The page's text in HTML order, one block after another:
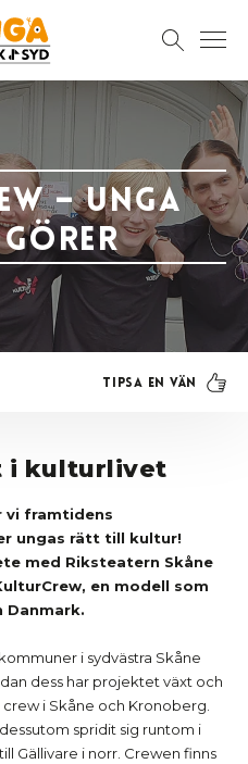
– unga
Tipsa en vän
i kulturlivet
vi framtidens
ungas rätt till kultur!
med Riksteatern Skåne
en modell som
Danmark.
i sydvästra Skåne
dess har projektet växt och
i Skåne och Kronoberg.
spridit sig runtom i
Gällivare i norr. Crewen finns